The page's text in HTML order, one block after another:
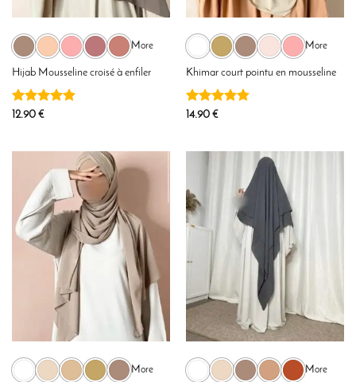
More
Hijab Mousseline croisé à enfiler
Note4.92
12.90 €
More
Khimar court pointu en mousseline
Note4.79
14.90 €
More More